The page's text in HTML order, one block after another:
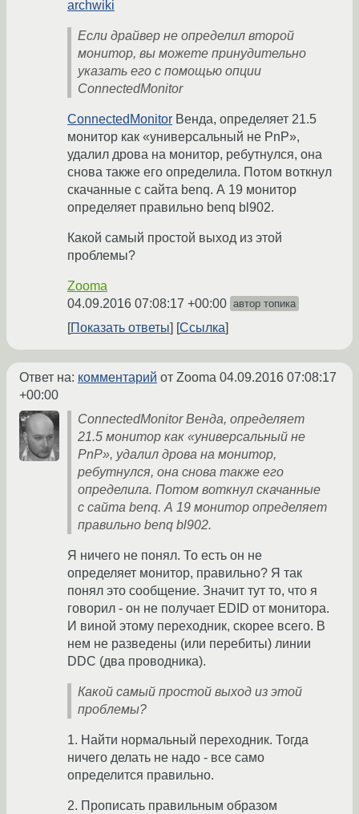
archwiki
Если драйвер не определил второй
монитор, вы можете принудительно
указать его с помощью опции
ConnectedMonitor
ConnectedMonitor Венда, определяет 21.5
монитор как «универсальный не PnP»,
удалил дрова на монитор, ребутнулся, она
снова также его определила. Потом воткнул
скачанные с сайта benq. А 19 монитор
определяет правильно benq bl902.
Какой самый простой выход из этой
проблемы?
Zooma
04.09.2016 07:08:17 +00:00 автор топика
Показать ответы Ссылка
Ответ на: комментарий от Zooma 04.09.2016 07:08:17
+00:00
ConnectedMonitor Венда, определяет
21.5 монитор как «универсальный не
PnP», удалил дрова на монитор,
ребутнулся, она снова также его
определила. Потом воткнул скачанные
с сайта benq. А 19 монитор определяет
правильно benq bl902.
Я ничего не понял. То есть он не
определяет монитор, правильно? Я так
понял это сообщение. Значит тут то, что я
говорил - он не получает EDID от монитора.
И виной этому переходник, скорее всего. В
нем не разведены (или перебиты) линии
DDC (два проводника).
Какой самый простой выход из этой
проблемы?
1. Найти нормальный переходник. Тогда
ничего делать не надо - все само
определится правильно.
2. Прописать правильным образом